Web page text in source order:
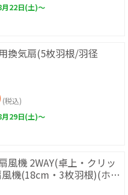
月22日(土)～
換気扇(5枚羽根/羽径
(税込)
月29日(土)～
風機 2WAY(卓上・クリッ
機(18cm・3枚羽根)(ホワ